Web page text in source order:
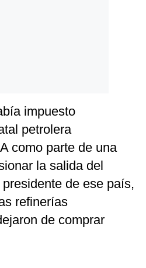
impuesto
petrolera
como parte de una
la salida del
de ese país,
refinerías
de comprar